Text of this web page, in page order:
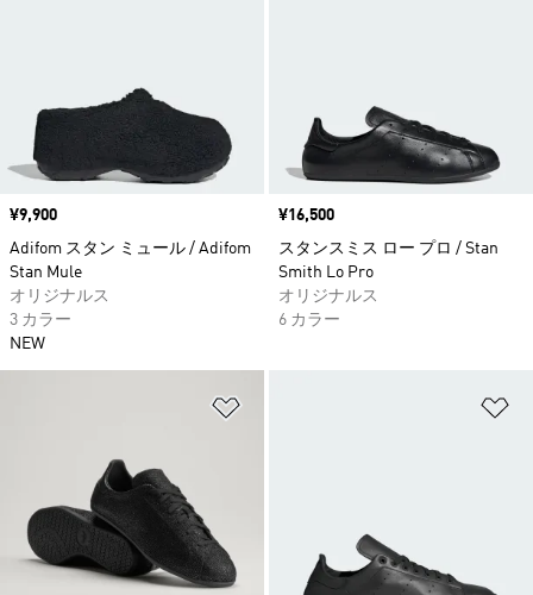
価格
¥9,900
Adifom スタン ミュール / Adifom
Stan Mule
オリジナルス
3 カラー
NEW
価格
¥16,500
スタンスミス ロー プロ / Stan
Smith Lo Pro
オリジナルス
6 カラー